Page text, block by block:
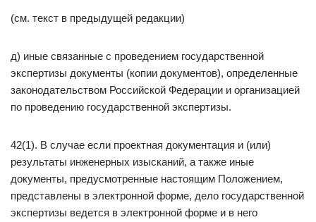
(см. текст в предыдущей редакции)
д) иные связанные с проведением государственной
экспертизы документы (копии документов), определенные
законодательством Российской Федерации и организацией
по проведению государственной экспертизы.
42(1). В случае если проектная документация и (или)
результаты инженерных изысканий, а также иные
документы, предусмотренные настоящим Положением,
представлены в электронной форме, дело государственной
экспертизы ведется в электронной форме и в него